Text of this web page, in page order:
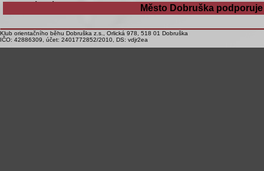
Město Dobruška
Klub orientačního běhu Dobruška z.s., Orlická 978, 518 01 Dobruška
IČO: 42886309, účet: 2401772852/2010, DS: vdjr2ea